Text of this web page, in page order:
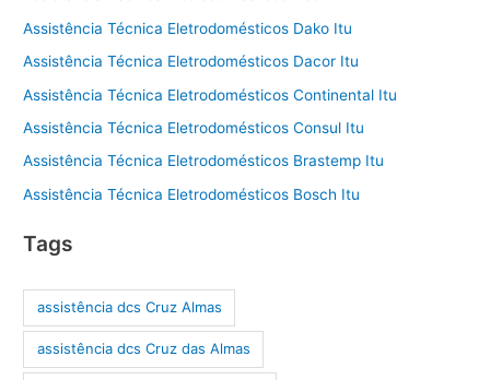
Assistência Técnica Eletrodomésticos Dako Itu
Assistência Técnica Eletrodomésticos Dacor Itu
Assistência Técnica Eletrodomésticos Continental Itu
Assistência Técnica Eletrodomésticos Consul Itu
Assistência Técnica Eletrodomésticos Brastemp Itu
Assistência Técnica Eletrodomésticos Bosch Itu
Tags
assistência dcs Cruz Almas
assistência dcs Cruz das Almas